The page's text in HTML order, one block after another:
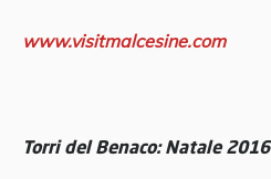
www.visitmalcesine.com
Torri del Benaco:Natale 2016